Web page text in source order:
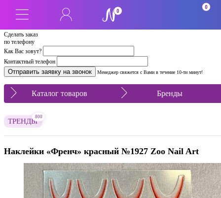
Сделать заказ
по телефону
Как Вас зовут?
Контактный телефон
Менеджер свяжется с Вами в течение 10-ти минут!
0
0
Каталог товаров Бренды
ТРЕНДЫ
800
Наклейки «Френч» красный №1927 Zoo Nail Art